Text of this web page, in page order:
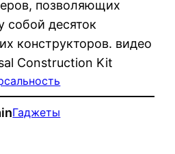
позволяющих
собой десяток
конструкторов. видео
Construction Kit
Гаджеты